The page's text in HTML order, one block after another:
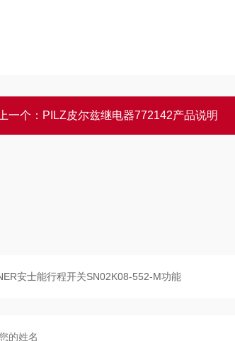
一个： PILZ皮尔兹继电器772142产品说明